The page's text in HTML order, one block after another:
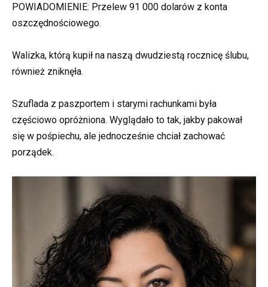
POWIADOMIENIE: Przelew 91 000 dolarów z konta
oszczędnościowego.
Walizka, którą kupił na naszą dwudziestą rocznicę ślubu,
również zniknęła.
Szuflada z paszportem i starymi rachunkami była
częściowo opróżniona. Wyglądało to tak, jakby pakował
się w pośpiechu, ale jednocześnie chciał zachować
porządek.